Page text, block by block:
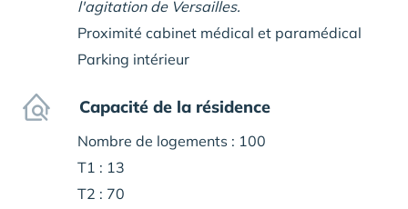
l'agitation de Versailles.
Proximité cabinet médical et paramédical
Parking intérieur
Capacité de la résidence
Nombre de logements : 100
T1 : 13
T2 : 70